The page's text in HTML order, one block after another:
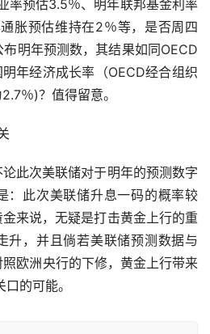
率预估3.5％、明年联邦基金利率
胀预估维持在2％等，是否周四
明年预测数，其结果如同OECD
年经济成长率（OECD经合组织
％)？值得留意。
此次美联储对于明年的预测数字
：此次美联储升息一码的概率较
来说，无疑是打击黄金上行的重
升，并且倘若美联储预测数据与
欧洲央行的下修，黄金上行带来
的可能。